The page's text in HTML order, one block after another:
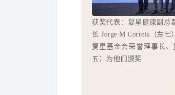
获奖代表：复星健康副总
长 Jorge M Correia（左七
复星基金会荣誉理事长
五）为他们颁奖